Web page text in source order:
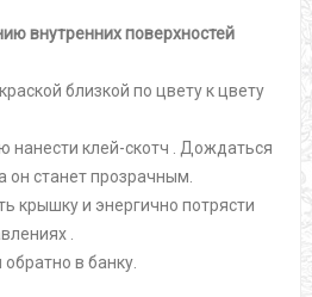
внутренних поверхностей
близкой по цвету к цвету
нанести клей-скотч . Дождаться
он станет прозрачным.
крышку и энергично потрясти
.
в банку.